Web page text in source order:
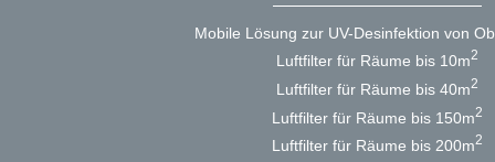
Mobile Lösung zur UV-Desinfektion von
Luftfilter für Räume bis 10m2
Luftfilter für Räume bis 40m2
Luftfilter für Räume bis 150m2
Luftfilter für Räume bis 200m2